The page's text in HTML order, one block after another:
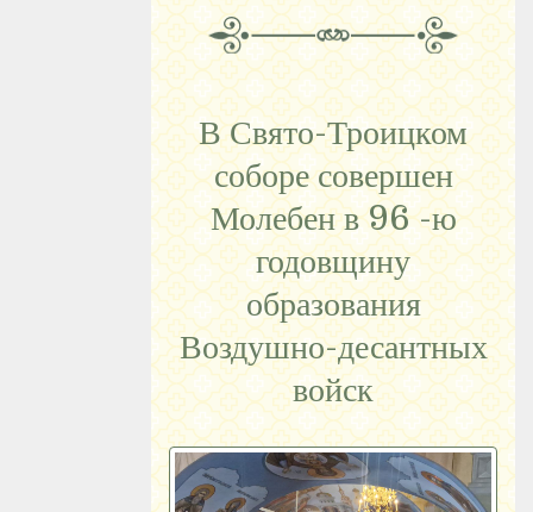
В Свято-Троицком
соборе совершен
Молебен в 96 -ю
годовщину
образования
Воздушно-десантных
войск